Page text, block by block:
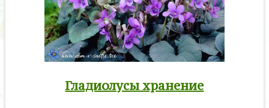
Гладиолусы хранение